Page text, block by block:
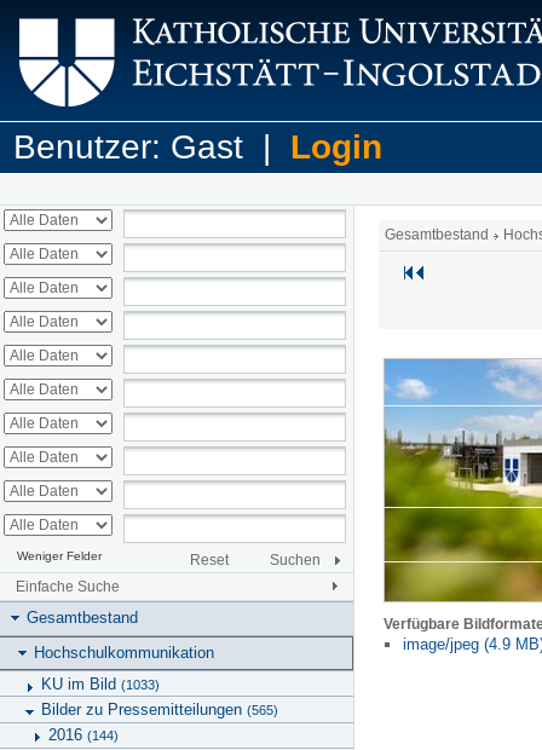
Benutzer: Gast | Login
Weniger Felder Reset
Suchen
Einfache Suche
Gesamtbestand
Hochschulkommunikation
KU im Bild (1033)
Bilder zu Pressemitteilungen (565)
2016 (144)
Gesamtbestand
Verfügbare
image/jpeg (4.9